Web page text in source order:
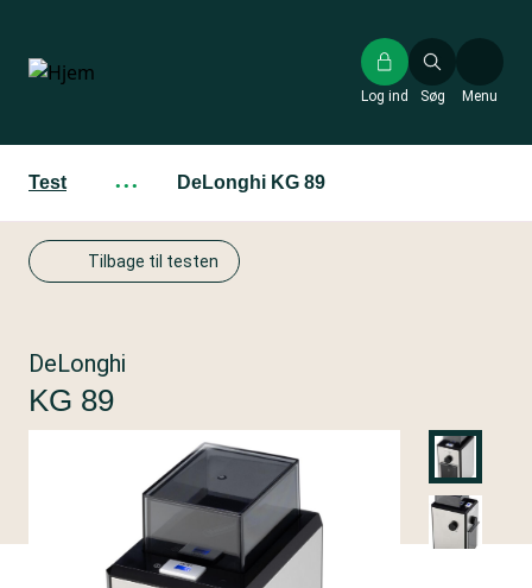
hovedindhold
Søg
Log ind Menu
Test ··· DeLonghi KG 89
Tilbage til testen
DeLonghi
KG 89